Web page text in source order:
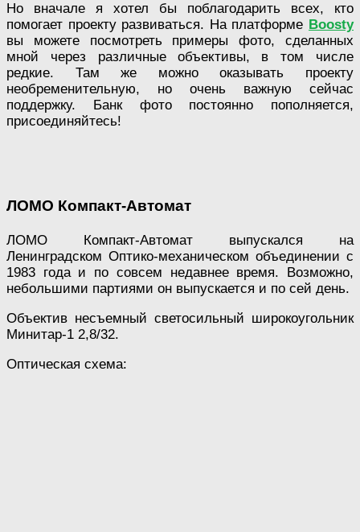
Но вначале я хотел бы поблагодарить всех, кто
помогает проекту развиваться. На платформе Boosty
вы можете посмотреть примеры фото, сделанных
мной через различные объективы, в том числе
редкие. Там же можно оказывать проекту
необременительную, но очень важную сейчас
поддержку. Банк фото постоянно пополняется,
присоединяйтесь!
ЛОМО Компакт-Автомат
ЛОМО Компакт-Автомат выпускался на
Ленинградском Оптико-механическом объединении с
1983 года и по совсем недавнее время. Возможно,
небольшими партиями он выпускается и по сей день.
Объектив несъемный светосильный широкоугольник
Минитар-1 2,8/32.
Оптическая схема: